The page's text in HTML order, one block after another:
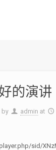
的演讲
by admin at
sid/